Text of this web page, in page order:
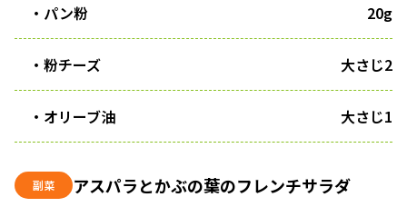
・パン粉 20g
・粉チーズ 大さじ2
・オリーブ油 大さじ1
副菜 アスパラとかぶの葉のフレンチサラダ